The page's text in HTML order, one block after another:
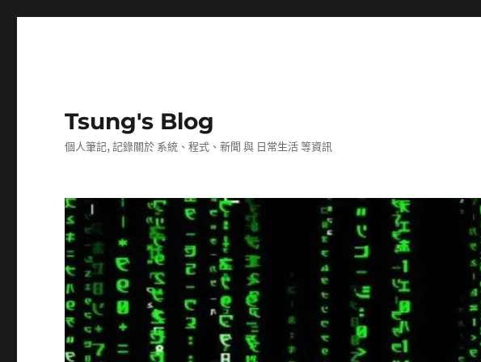
Tsung's Blog
個人筆記, 記錄關於 系統、程式、新聞 與 日常生活 等資訊